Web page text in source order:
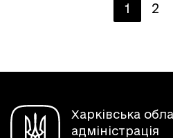
1 2
Харківська
адміністрація